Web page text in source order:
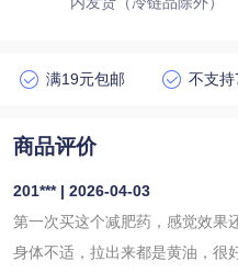
满19元包邮
商品评价
201*** | 2026-04-03
第一次买这个减肥药，感觉效果
身体不适，拉出来都是黄油，很